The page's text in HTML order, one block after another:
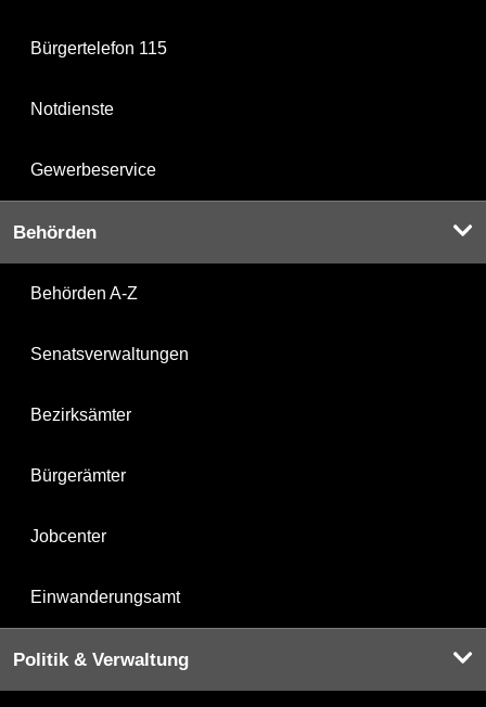
Bürgertelefon 115
Notdienste
Gewerbeservice
Behörden
Behörden A-Z
Senatsverwaltungen
Bezirksämter
Bürgerämter
Jobcenter
Einwanderungsamt
Politik & Verwaltung